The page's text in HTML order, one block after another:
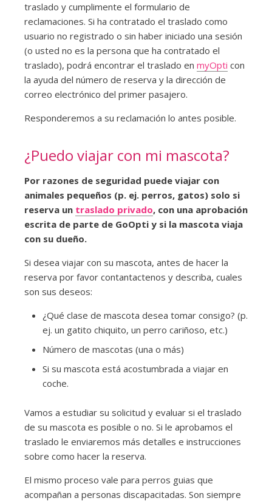
traslado y cumplimente el formulario de
reclamaciones. Si ha contratado el traslado como
usuario no registrado o sin haber iniciado una sesión
(o usted no es la persona que ha contratado el
traslado), podrá encontrar el traslado en myOpti con
la ayuda del número de reserva y la dirección de
correo electrónico del primer pasajero.
Responderemos a su reclamación lo antes posible.
¿Puedo viajar con mi mascota?
Por razones de seguridad puede viajar con
animales pequeños (p. ej. perros, gatos) solo si
reserva un traslado privado, con una aprobación
escrita de parte de GoOpti y si la mascota viaja
con su dueño.
Si desea viajar con su mascota, antes de hacer la
reserva por favor contantactenos y describa, cuales
son sus deseos:
¿Qué clase de mascota desea tomar consigo? (p.
ej. un gatito chiquito, un perro cariñoso, etc.)
Número de mascotas (una o más)
Si su mascota está acostumbrada a viajar en
coche.
Vamos a estudiar su solicitud y evaluar si el traslado
de su mascota es posible o no. Si le aprobamos el
traslado le enviaremos más detalles e instrucciones
sobre como hacer la reserva.
El mismo proceso vale para perros guias que
acompañan a personas discapacitadas. Son siempre